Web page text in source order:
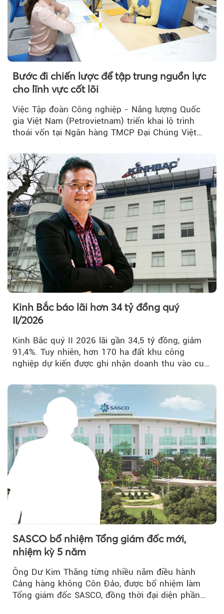
Bước đi chiến lược để tập trung nguồn lực
cho lĩnh vực cốt lõi
Việc Tập đoàn Công nghiệp - Năng lượng Quốc
gia Việt Nam (Petrovietnam) triển khai lộ trình
thoái vốn tại Ngân hàng TMCP Đại Chúng Việt
Kinh Bắc báo lãi hơn 34 tỷ đồng quý
II/2026
Kinh Bắc quý II 2026 lãi gần 34,5 tỷ đồng, giảm
91,4%. Tuy nhiên, hơn 170 ha đất khu công
nghiệp dự kiến được ghi nhận doanh thu vào cuối
SASCO bổ nhiệm Tổng giám đốc mới,
nhiệm kỳ 5 năm
Ông Dư Kim Thăng từng nhiều năm điều hành
Cảng hàng không Côn Đảo, được bổ nhiệm làm
Tổng giám đốc SASCO, đồng thời đại diện phần